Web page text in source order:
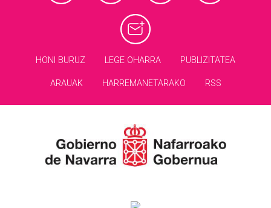
HONI BURUZ LEGE OHARRA PUBLIZITATEA
ARAUAK HARREMANETARAKO RSS